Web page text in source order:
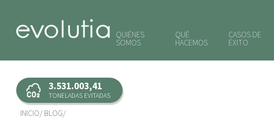
QUIÉNES
SOMOS
QUÉ
HACEMOS
CASOS DE
ÉXITO
3.531.003,41
TONELADAS EVITADAS
INICIO BLOG